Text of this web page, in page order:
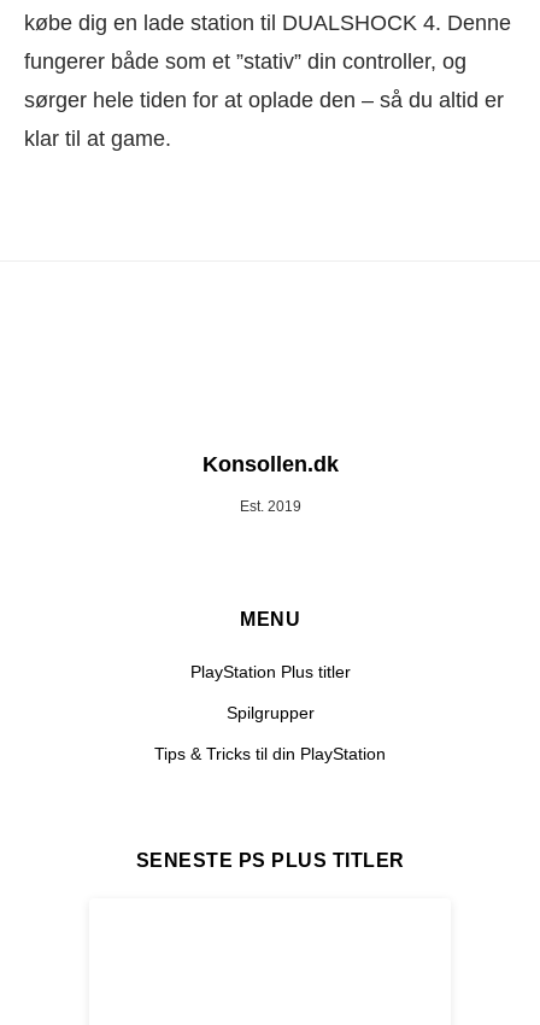
købe dig en lade station til DUALSHOCK 4. Denne
fungerer både som et ”stativ” din controller, og
sørger hele tiden for at oplade den – så du altid er
klar til at game.
Konsollen.dk
Est. 2019
MENU
PlayStation Plus titler
Spilgrupper
Tips & Tricks til din PlayStation
SENESTE PS PLUS TITLER